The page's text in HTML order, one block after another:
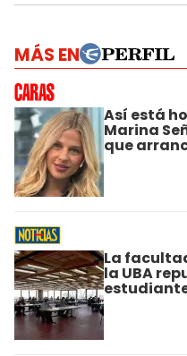
MÁS EN
Así está
Marina
que
La
la UBA